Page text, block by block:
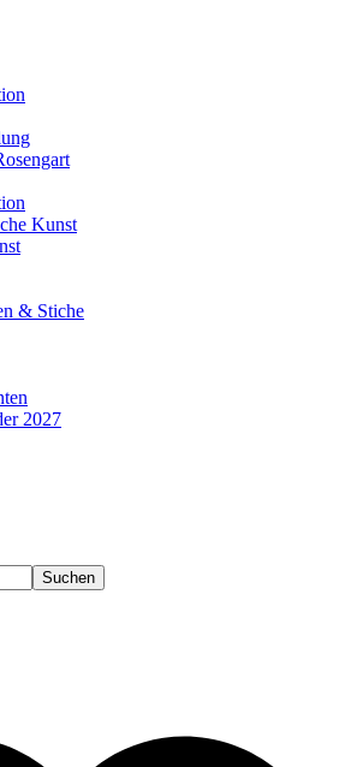
Kunst
& Stiche
2027
Suchen